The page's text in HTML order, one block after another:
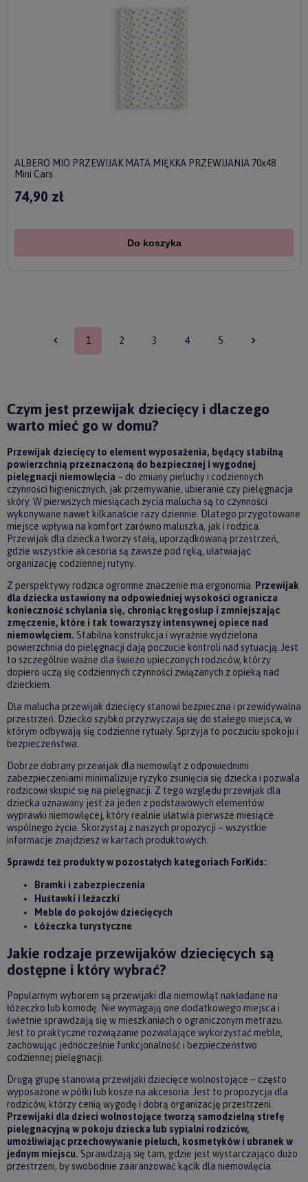
ALBERO MIO PRZEWIJAK MATA MIĘKKA PRZEWIJANIA 70x48
Mini Cars
74,90 zł
Do koszyka
1 2 3 4 5
Czym jest przewijak dziecięcy i dlaczego
warto mieć go w domu?
Przewijak dziecięcy to element wyposażenia, będący stabilną
powierzchnią przeznaczoną do bezpiecznej i wygodnej
pielęgnacji niemowlęcia – do zmiany pieluchy i codziennych
czynności higienicznych, jak przemywanie, ubieranie czy pielęgnacja
skóry. W pierwszych miesiącach życia malucha są to czynności
wykonywane nawet kilkanaście razy dziennie. Dlatego przygotowane
miejsce wpływa na komfort zarówno maluszka, jak i rodzica.
Przewijak dla dziecka tworzy stałą, uporządkowaną przestrzeń,
gdzie wszystkie akcesoria są zawsze pod ręką, ułatwiając
organizację codziennej rutyny.
Z perspektywy rodzica ogromne znaczenie ma ergonomia. Przewijak
dla dziecka ustawiony na odpowiedniej wysokości ogranicza
konieczność schylania się, chroniąc kręgosłup i zmniejszając
zmęczenie, które i tak towarzyszy intensywnej opiece nad
niemowlęciem. Stabilna konstrukcja i wyraźnie wydzielona
powierzchnia do pielęgnacji dają poczucie kontroli nad sytuacją. Jest
to szczególnie ważne dla świeżo upieczonych rodziców, którzy
dopiero uczą się codziennych czynności związanych z opieką nad
dzieckiem.
Dla malucha przewijak dziecięcy stanowi bezpieczna i przewidywalna
przestrzeń. Dziecko szybko przyzwyczaja się do stałego miejsca, w
którym odbywają się codzienne rytuały. Sprzyja to poczuciu spokoju i
bezpieczeństwa.
Dobrze dobrany przewijak dla niemowląt z odpowiednimi
zabezpieczeniami minimalizuje ryzyko zsunięcia się dziecka i pozwala
rodzicowi skupić się na pielęgnacji. Z tego względu przewijak dla
dziecka uznawany jest za jeden z podstawowych elementów
wyprawki niemowlęcej, który realnie ułatwia pierwsze miesiące
wspólnego życia. Skorzystaj z naszych propozycji – wszystkie
informacje znajdziesz w kartach produktowych.
Sprawdź też produkty w pozostałych kategoriach ForKids:
Bramki i zabezpieczenia
Huśtawki i leżaczki
Meble do pokojów dziecięcych
Łóżeczka turystyczne
Jakie rodzaje przewijaków dziecięcych są
dostępne i który wybrać?
Popularnym wyborem są przewijaki dla niemowląt nakładane na
łóżeczko lub komodę. Nie wymagają one dodatkowego miejsca i
świetnie sprawdzają się w mieszkaniach o ograniczonym metrażu.
Jest to praktyczne rozwiązanie pozwalające wykorzystać meble,
zachowując jednocześnie funkcjonalność i bezpieczeństwo
codziennej pielęgnacji.
Drugą grupę stanowią przewijaki dziecięce wolnostojące – często
wyposażone w półki lub kosze na akcesoria. Jest to propozycja dla
rodziców, którzy cenią wygodę i dobrą organizację przestrzeni.
Przewijaki dla dzieci wolnostojące tworzą samodzielną strefę
pielęgnacyjną w pokoju dziecka lub sypialni rodziców,
umożliwiając przechowywanie pieluch, kosmetyków i ubranek w
jednym miejscu. Sprawdzają się tam, gdzie jest wystarczająco dużo
przestrzeni, by swobodnie zaaranżować kącik dla niemowlęcia.